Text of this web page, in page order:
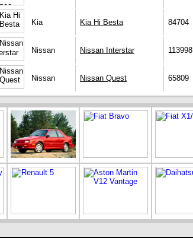
Kia Kia Hi Besta 84704
Nissan Nissan Interstar 113998
Nissan Nissan Quest 65809